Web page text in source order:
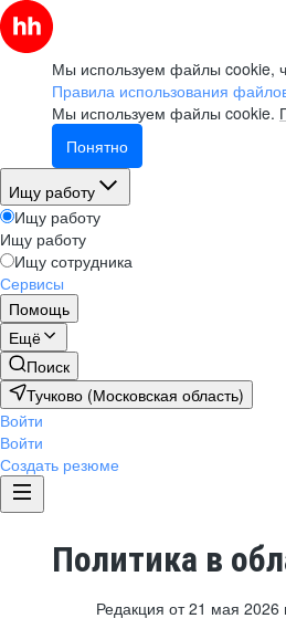
Мы используем файлы cookie,
Правила использования
Мы используем файлы cookie.
Понятно
Ищу работу
Ищу работу
Ищу работу
Ищу сотрудника
Сервисы
Помощь
Ещё
Поиск
Тучково (Московская область)
Войти
Войти
Создать резюме
Политика в
Редакция от 21 мая 2026